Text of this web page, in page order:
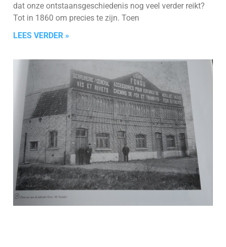
dat onze ontstaansgeschiedenis nog veel verder reikt?
Tot in 1860 om precies te zijn. Toen
LEES VERDER »